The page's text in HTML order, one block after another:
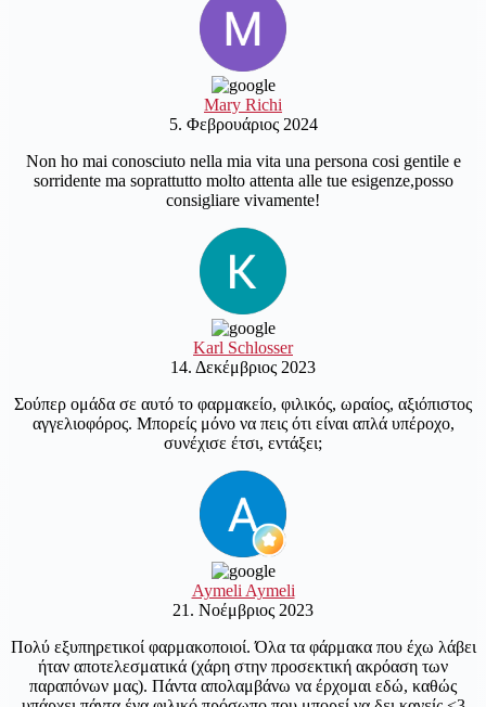
Mary Richi
5. Φεβρουάριος 2024
Non ho mai conosciuto nella mia vita una persona cosi gentile e
sorridente ma soprattutto molto attenta alle tue esigenze,posso
consigliare vivamente!
Karl Schlosser
14. Δεκέμβριος 2023
Σούπερ ομάδα σε αυτό το φαρμακείο, φιλικός, ωραίος, αξιόπιστος
αγγελιοφόρος. Μπορείς μόνο να πεις ότι είναι απλά υπέροχο,
συνέχισε έτσι, εντάξει;
Aymeli Aymeli
21. Νοέμβριος 2023
Πολύ εξυπηρετικοί φαρμακοποιοί. Όλα τα φάρμακα που έχω λάβει
ήταν αποτελεσματικά (χάρη στην προσεκτική ακρόαση των
παραπόνων μας). Πάντα απολαμβάνω να έρχομαι εδώ, καθώς